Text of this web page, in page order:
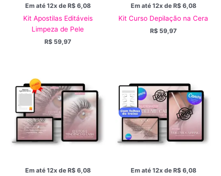
Em até 12x de R$6,08
Kit Apostilas Editáveis
Limpeza de Pele
R$ 59,97
Em até 12x de R$6,08
Kit Curso Depilação na Cera
R$ 59,97
Em até 12x de R$6,08 Em até 12x de R$6,08